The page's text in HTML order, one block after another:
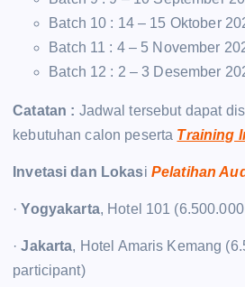
Batch 10 : 14 – 15 Oktober
Batch 11 : 4 – 5 November
Batch 12 : 2 – 3 Desember
Catatan : Jadwal tersebut dapat
kebutuhan calon peserta Training
Invetasi dan Lokasi Pelatihan
·Yogyakarta, Hotel 101
·Jakarta, Hotel Amaris Kemang
participant)